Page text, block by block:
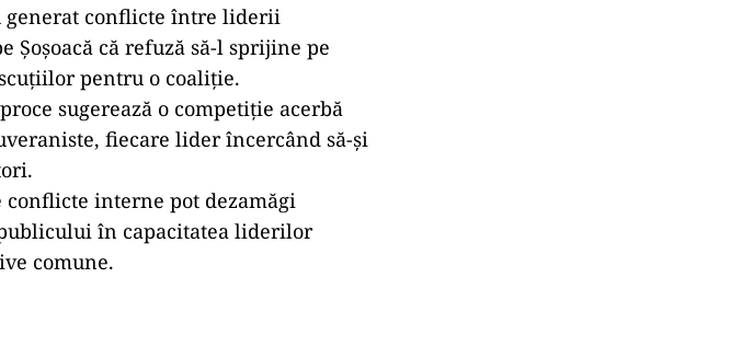
generat conflicte între liderii
Șoșoacă că refuză să-l sprijine pe
pentru o coaliție.
sugerează o competiție acerbă
fiecare lider încercând să-și
conflicte interne pot dezamăgi
în capacitatea liderilor
comune.